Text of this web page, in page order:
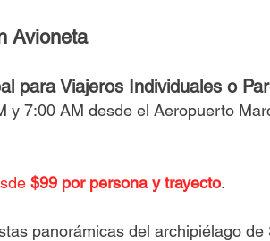
Avioneta
para Viajeros Individuales o
y 7:00 AM desde el Aeropuerto
$99 por persona y trayecto.
panorámicas del archipiélago de